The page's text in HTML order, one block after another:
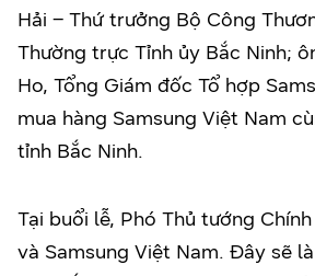
Hải – Thứ trưởng Bộ Công
Thường trực Tỉnh ủy Bắc Ninh;
Ho, Tổng Giám đốc Tổ hợp
mua hàng Samsung Việt Nam
tỉnh Bắc Ninh.
Tại buổi lễ, Phó Thủ tướng
và Samsung Việt Nam. Đây sẽ